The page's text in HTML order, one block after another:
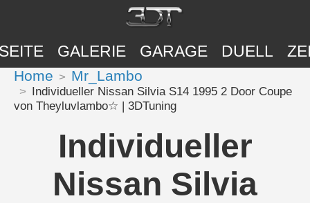
GALERIE GARAGE DUELL
Home Mr_Lambo
Individueller Nissan Silvia S14 1995 2 Door Coupe
von Theyluvlambo☆ | 3DTuning
Individueller
Nissan Silvia